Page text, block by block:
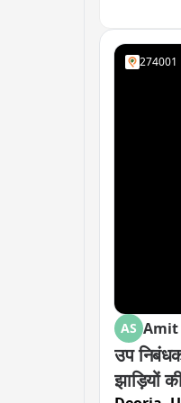
274001
AS Amit
उप
झाड़ियों